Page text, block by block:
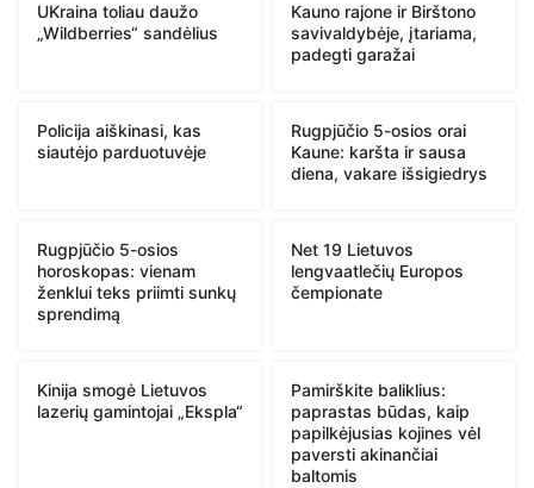
UKraina toliau daužo
„Wildberries“ sandėlius
Kauno rajone ir Birštono
savivaldybėje, įtariama,
padegti garažai
Policija aiškinasi, kas
siautėjo parduotuvėje
Rugpjūčio 5-osios orai
Kaune: karšta ir sausa
diena, vakare išsigiedrys
Rugpjūčio 5-osios
horoskopas: vienam
ženklui teks priimti sunkų
sprendimą
Net 19 Lietuvos
lengvaatlečių Europos
čempionate
Kinija smogė Lietuvos
lazerių gamintojai „Ekspla“
Pamirškite baliklius:
paprastas būdas, kaip
papilkėjusias kojines vėl
paversti akinančiai
baltomis